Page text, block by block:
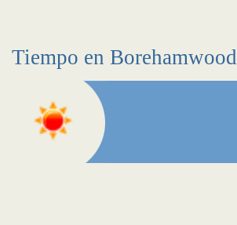
Tiempo en Borehamwood